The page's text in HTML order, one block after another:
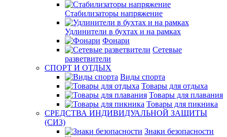
Стабилизаторы напряжение
Удлинители в бухтах и на рамках
Фонари
Сетевые
разветвители
СПОРТ И ОТДЫХ
Виды спорта
Товары для отдыха
Товары для плавания
Товары для пикника
СРЕДСТВА ИНДИВИДУАЛЬНОЙ ЗАЩИТЫ
(СИЗ)
Знаки безопасности